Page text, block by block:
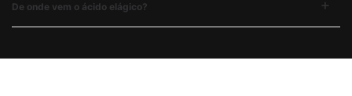
De onde vem o ácido elágico?